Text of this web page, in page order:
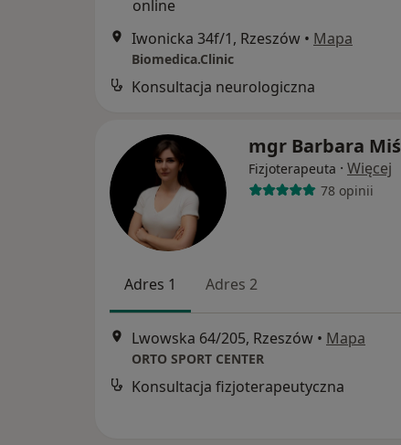
online
Iwonicka 34f/1, Rzeszów • Mapa
Biomedica.Clinic
Konsultacja neurologiczna
mgr Barbara Miś
Fizjoterapeuta · Więcej
78 opinii
Adres 1 Adres 2
Lwowska 64/205, Rzeszów • Mapa
ORTO SPORT CENTER
Konsultacja fizjoterapeutyczna